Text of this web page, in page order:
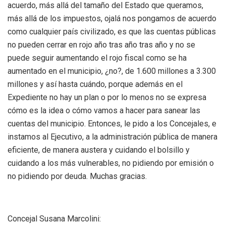
acuerdo, más allá del tamaño del Estado que queramos,
más allá de los impuestos, ojalá nos pongamos de acuerdo
como cualquier país civilizado, es que las cuentas públicas
no pueden cerrar en rojo año tras año tras año y no se
puede seguir aumentando el rojo fiscal como se ha
aumentado en el municipio, ¿no?, de 1.600 millones a 3.300
millones y así hasta cuándo, porque además en el
Expediente no hay un plan o por lo menos no se expresa
cómo es la idea o cómo vamos a hacer para sanear las
cuentas del municipio. Entonces, le pido a los Concejales, e
instamos al Ejecutivo, a la administración pública de manera
eficiente, de manera austera y cuidando el bolsillo y
cuidando a los más vulnerables, no pidiendo por emisión o
no pidiendo por deuda. Muchas gracias.
Concejal Susana Marcolini: